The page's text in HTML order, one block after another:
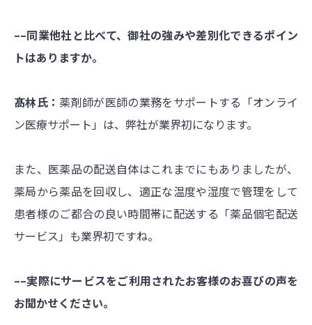
––同業他社と比べて、御社の強みや差別化できるポイン
トはありますか。
髙林氏： 薬剤師が医師の業務をサポートする「オンライ
ン医療サポート」は、弊社が業界初になります。
また、医薬品の配送自体はこれまでにもありましたが、
薬局から薬品を回収し、適正な温度や湿度で管理をして
患者様のご都合の良い時間帯に配送する「薬品個宅配送
サービス」も業界初ですね。
––実際にサービスをご利用されたお客様のお喜びの声を
お聞かせください。